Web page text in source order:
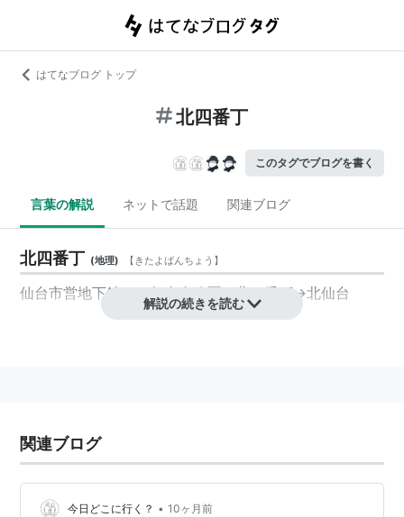
はてなブログ トップ
北四番丁
このタグでブログを書く
言葉の解説 ネットで話題 関連ブログ
北四番丁 (地理) 【きたよばんちょう 】
仙台市営地下鉄：勾当台公園←北四番丁→北仙台
解説の続きを読む
関連ブログ
今日どこに行く？ • 10ヶ月前